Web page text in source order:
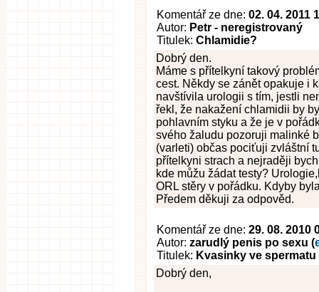
Komentář ze dne: 02. 04. 2011
Autor: Petr - neregistrovaný
Titulek: Chlamidie?
Dobrý den.
Máme s přítelkyní takový
cest. Někdy se zánět opakuje i
navštívila urologii s tím, jestli
řekl, že nakažení chlamidii by
pohlavním styku a že je v
svého žaludu pozoruji malinké
(varleti) občas pociťuji zvláštní
přítelkyni strach a nejraději
kde můžu žádat testy?
ORL stěry v pořádku. Kdyby
Předem děkuji za odpověd.
Komentář ze dne: 29. 08. 2010
Autor: zarudlý penis po sexu (
Titulek: Kvasinky ve spermatu
Dobrý den,